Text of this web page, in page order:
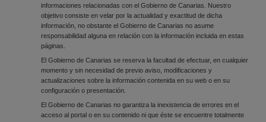
informaciones relacionadas con el Gobierno de Canarias. Nuestro
objetivo consiste en velar por la actualidad y exactitud de dicha
información, no obstante el Gobierno de Canarias no asume
responsabilidad alguna en relación con la información incluida en estas
páginas.
El Gobierno de Canarias se reserva la facultad de efectuar, en cualquier
momento y sin necesidad de previo aviso, modificaciones y
actualizaciones sobre la información contenida en su web o en su
configuración o presentación.
El Gobierno de Canarias no garantiza la inexistencia de errores en el
acceso al portal o en su contenido ni que éste se encuentre totalmente